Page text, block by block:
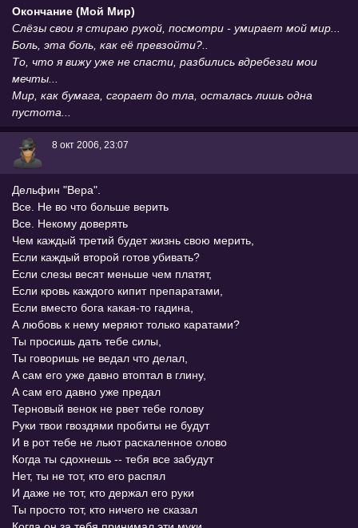
Окончание (Мой Мир)
Слёзы свои я стираю рукой, посмотри - умирает мой мир...
Боль, эта боль, как её превзойти?..
То, что я вижу уже не спасти, разбились вдребезги мои
мечты...
Мир, как бумага, сгорает до тла, осталась лишь одна
пустота...
8 окт 2006, 23:07
Дельфин "Вера".
Все. Не во что больше верить
Все. Некому доверять
Чем каждый третий будет жизнь свою мерить,
Если каждый второй готов убивать?
Если слезы весят меньше чем платят,
Если кровь каждого кипит препаратами,
Если вместо бога какая-то гадина,
А любовь к нему меряют только каратами?
Ты просишь дать тебе силы,
Ты говоришь не ведал что делал,
А сам его уже давно втоптал в глину,
А сам его давно уже предал
Терновый венок не рвет тебе голову
Руки твои гвоздями пробиты не будут
И в рот тебе не льют раскаленное олово
Когда ты сдохнешь -- тебя все забудут
Нет, ты не тот, кто его распял
И даже не тот, кто держал его руки
Ты просто тот, кто ничего не сказал